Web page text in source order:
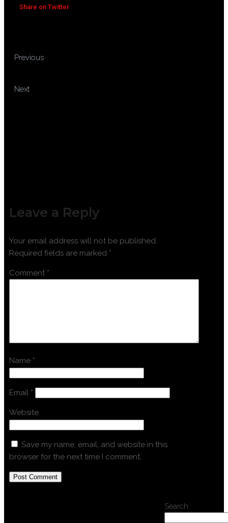
Share on Twitter
Previous
Next
Leave a Reply
Your email address will not be published.
Required fields are marked *
Comment *
Name *
Email *
Website
Save my name, email, and website in this
browser for the next time I comment.
Search